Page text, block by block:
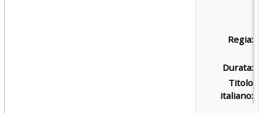
Regia:
Durata:
Titolo
italiano: